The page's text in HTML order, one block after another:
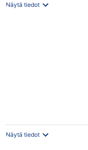
Näytä tiedot
Näytä tiedot